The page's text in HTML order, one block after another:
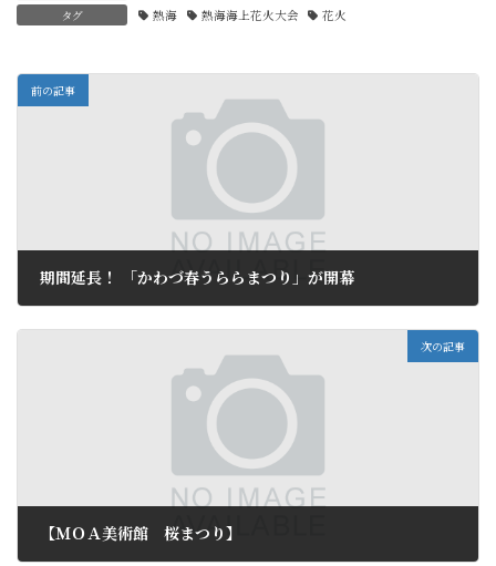
タグ 熱海 熱海海上花火大会 花火
前の記事
期間延長！ 「かわづ春うららまつり」が開幕
次の記事
【ＭＯＡ美術館 桜まつり】